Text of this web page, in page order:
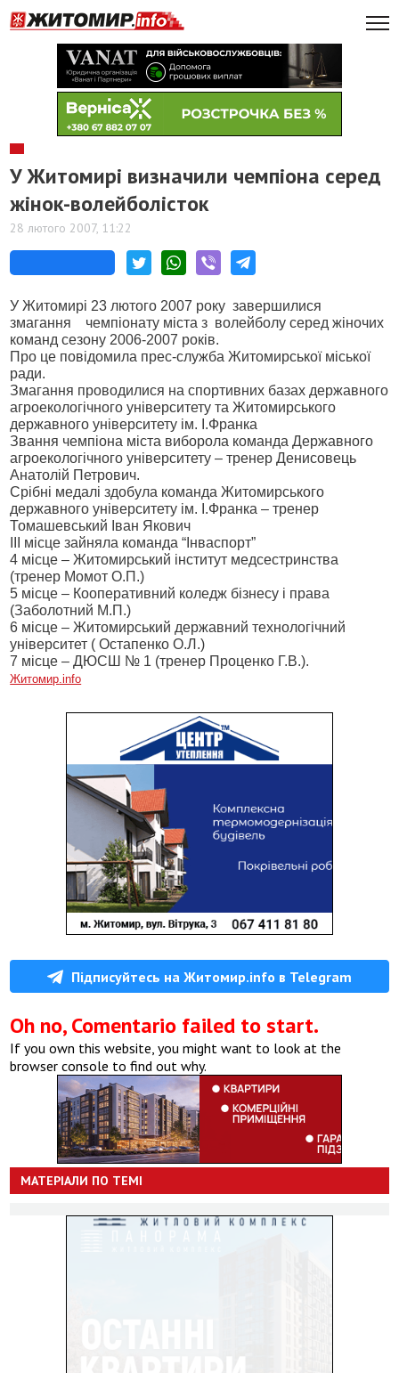
У Житомирі визначили чемпіона серед
жінок-волейболісток
28 лютого 2007, 11:22
У Житомирі 23 лютого 2007 року завершилися
змагання чемпіонату міста з волейболу серед жіночих
команд сезону 2006-2007 років.
Про це повідомила прес-служба Житомирської міської
ради.
Змагання проводилися на спортивних базах державного
агроекологічного університету та Житомирського
державного університету ім. І.Франка
Звання чемпіона міста виборола команда Державного
агроекологічного університету – тренер Денисовець
Анатолій Петрович.
Срібні медалі здобула команда Житомирського
державного університету ім. І.Франка – тренер
Томашевський Іван Якович
ІІІ місце зайняла команда “Інваспорт”
4 місце – Житомирський інститут медсестринства
(тренер Момот О.П.)
5 місце – Кооперативний коледж бізнесу і права
(Заболотний М.П.)
6 місце – Житомирський державний технологічний
університет ( Остапенко О.Л.)
7 місце – ДЮСШ № 1 (тренер Проценко Г.В.).
Житомир.info
Підписуйтесь на Житомир.info в Telegram
Oh no, Comentario failed to start.
If you own this website, you might want to look at the
browser console to find out why.
МАТЕРІАЛИ ПО ТЕМІ